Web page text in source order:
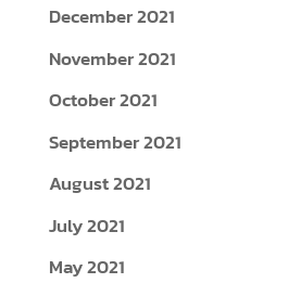
December 2021
November 2021
October 2021
September 2021
August 2021
July 2021
May 2021